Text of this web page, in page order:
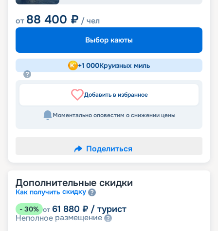
от 88 400 ₽ / чел
Выбор каюты
+1 000Круизных миль
Добавить в избранное
Моментально оповестим о снижении цены
Поделиться
Дополнительные скидки
Как получить скидку
- 30% от 61 880 ₽ / турист
Неполное размещение